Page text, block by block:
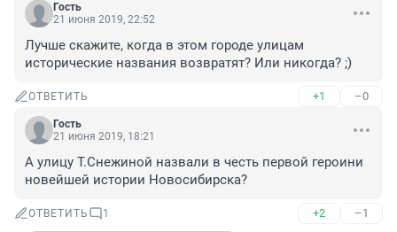
Гость
21 июня 2019, 22:52
Лучше скажите, когда в этом городе улицам
исторические названия возвратят? Или никогда? ;)
ОТВЕТИТЬ +1 –0
Гость
21 июня 2019, 18:21
А улицу Т.Снежиной назвали в честь первой героини
новейшей истории Новосибирска?
ОТВЕТИТЬ 1 +2 –1